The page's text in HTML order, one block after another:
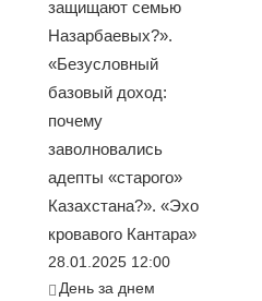
защищают семью
Назарбаевых?».
«Безусловный
базовый доход:
почему
заволновались
адепты «старого»
Казахстана?». «Эхо
кровавого Кантара»
28.01.2025 12:00
День за днем